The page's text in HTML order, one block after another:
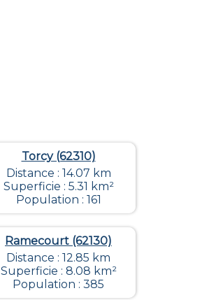
Torcy (62310)
Distance : 14.07 km
Superficie : 5.31 km²
Population : 161
Ramecourt (62130)
Distance : 12.85 km
Superficie : 8.08 km²
Population : 385